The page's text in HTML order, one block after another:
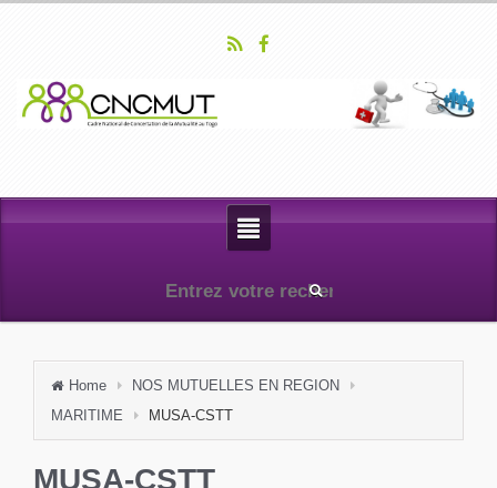
Home
NOS MUTUELLES EN REGION
MARITIME
MUSA-CSTT
MUSA-CSTT